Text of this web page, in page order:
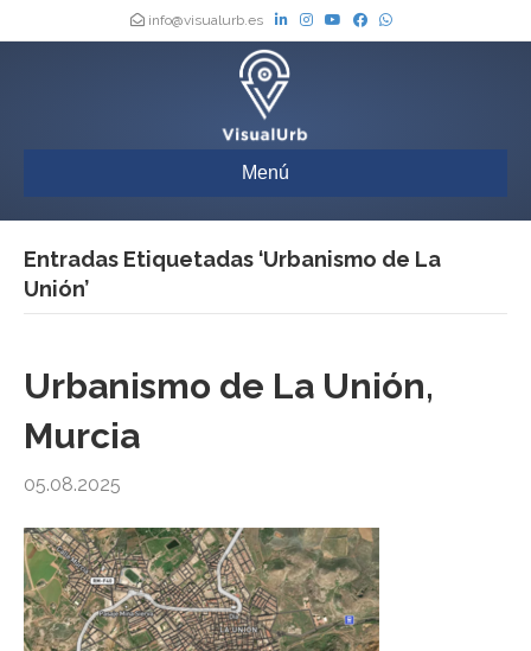
info@visualurb.es
Menú
Entradas Etiquetadas ‘Urbanismo de La
Unión’
Urbanismo de La Unión,
Murcia
05.08.2025